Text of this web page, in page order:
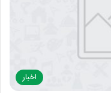
اخبار